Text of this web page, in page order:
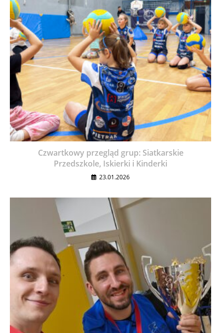
Czwartkowy przegląd grup: Siatkarskie
Przedszkole, Iskierki i Kinderki
23.01.2026